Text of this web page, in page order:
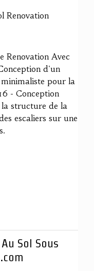
Renovation
Renovation Avec
d'un
pour la
- Conception
structure de la
escaliers sur une
Sol Sous